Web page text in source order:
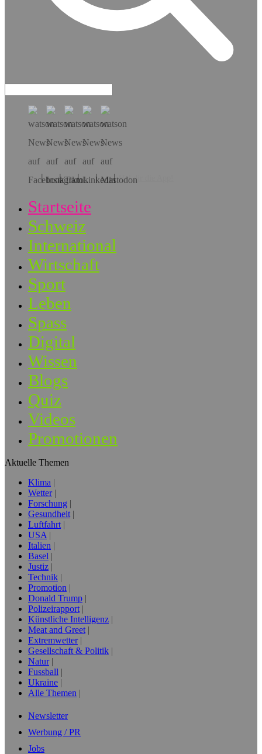
Hol dir die App!
Startseite
Schweiz
International
Wirtschaft
Sport
Leben
Spass
Digital
Wissen
Blogs
Quiz
Videos
Promotionen
Aktuelle Themen
Klima
Wetter
Forschung
Gesundheit
Luftfahrt
USA
Italien
Basel
Justiz
Technik
Promotion
Donald Trump
Polizeirapport
Künstliche Intelligenz
Meat and Greet
Extremwetter
Gesellschaft & Politik
Natur
Fussball
Ukraine
Alle Themen
Newsletter
Werbung / PR
Jobs